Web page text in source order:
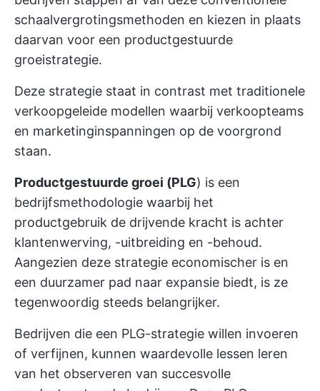
schaalvergrotingsmethoden en kiezen in plaats
daarvan voor een productgestuurde
groeistrategie.
Deze strategie staat in contrast met traditionele
verkoopgeleide modellen waarbij verkoopteams
en marketinginspanningen op de voorgrond
staan.
Productgestuurde groei (PLG) is een
bedrijfsmethodologie waarbij het
productgebruik de drijvende kracht is achter
klantenwerving, -uitbreiding en -behoud.
Aangezien deze strategie economischer is en
een duurzamer pad naar expansie biedt, is ze
tegenwoordig steeds belangrijker.
Bedrijven die een PLG-strategie willen invoeren
of verfijnen, kunnen waardevolle lessen leren
van het observeren van succesvolle